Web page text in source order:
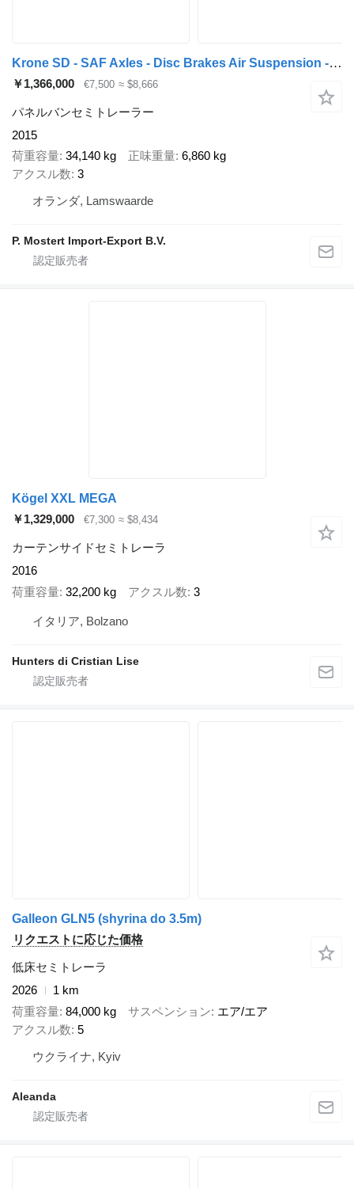
Krone SD - SAF Axles - Disc Brakes Air Suspension - Aluminium Side Pan
￥1,366,000 €7,500 ≈ $8,666
パネルバンセミトレーラー
2015
荷重容量 34,140 kg 正味重量 6,860 kg
アクスル数 3
オランダ, Lamswaarde
P. Mostert Import-Export B.V.
Kögel XXL MEGA
￥1,329,000
€7,300 ≈ $8,434
カーテンサイドセミトレーラ
2016
荷重容量 32,200 kg アクスル数 3
イタリア, Bolzano
Hunters di Cristian Lise
Galleon GLN5 (shyrina do 3.5m)
リクエストに応じた価格
低床セミトレーラ
2026
1 km
荷重容量 84,000 kg サスペンション エア/エア
アクスル数 5
ウクライナ, Kyiv
Aleanda